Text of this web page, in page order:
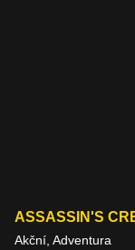
ASSASSIN'S
Akční, Adventura